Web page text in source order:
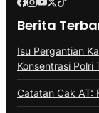
Berita
Isu Pergantian
Konsentrasi Polri
Catatan Cak AT: